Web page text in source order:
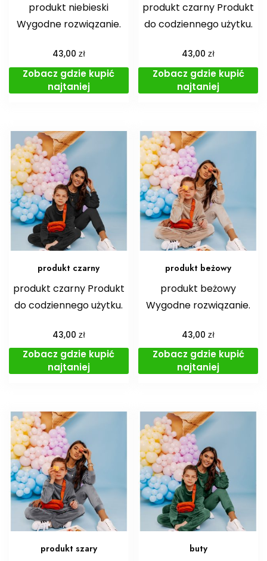
produkt niebieski
Wygodne rozwiązanie.
43,00 zł
Zobacz gdzie kupić
najtaniej
produkt czarny Produkt
do codziennego użytku.
43,00zł
Zobacz gdzie kupić
najtaniej
produkt czarny
produkt czarny Produkt
do codziennego użytku.
43,00 zł
Zobacz gdzie kupić
najtaniej
produkt beżowy
produkt beżowy
Wygodne rozwiązanie.
43,00zł
Zobacz gdzie kupić
najtaniej
produkt szary buty